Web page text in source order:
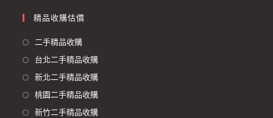
精品收購估價
二手精品收購
台北二手精品收購
新北二手精品收購
桃園二手精品收購
新竹二手精品收購